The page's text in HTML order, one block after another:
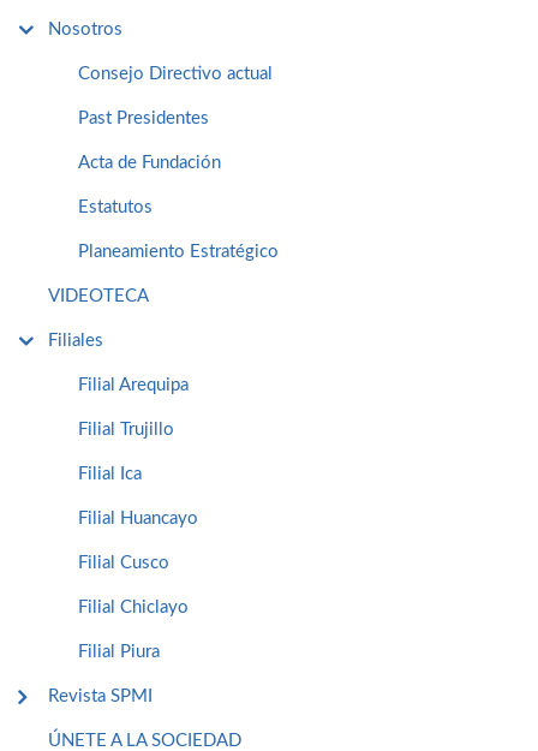
Nosotros
Consejo Directivo actual
Past Presidentes
Acta de Fundación
Estatutos
Planeamiento Estratégico
VIDEOTECA
Filiales
Filial Arequipa
Filial Trujillo
Filial Ica
Filial Huancayo
Filial Cusco
Filial Chiclayo
Filial Piura
Revista SPMI
ÚNETE A LA SOCIEDAD